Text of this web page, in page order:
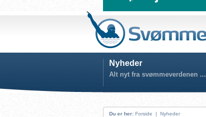
Nyheder
Alt nyt fra svømmeverdenen ...
Du er her: Forside | Nyheder